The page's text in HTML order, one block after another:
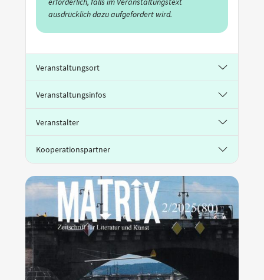
ausdrücklich dazu aufgefordert wird.
Veranstaltungsort
Veranstaltungsinfos
Veranstalter
Kooperationspartner